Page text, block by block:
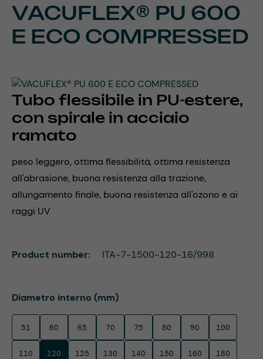
VACUFLEX® PU 600
E ECO COMPRESSED
Tubo flessibile in PU-estere,
con spirale in acciaio
ramato
peso leggero, ottima flessibilità, ottima resistenza
all'abrasione, buona resistenza alla trazione,
allungamento finale, buona resistenza all'ozono e ai
raggi UV
Select
Diametro interno (mm)
51 60 65 70 75 80 90 100
110 120 125 130 140 150 160 180
Product number: ITA-7-1500-120-16/998